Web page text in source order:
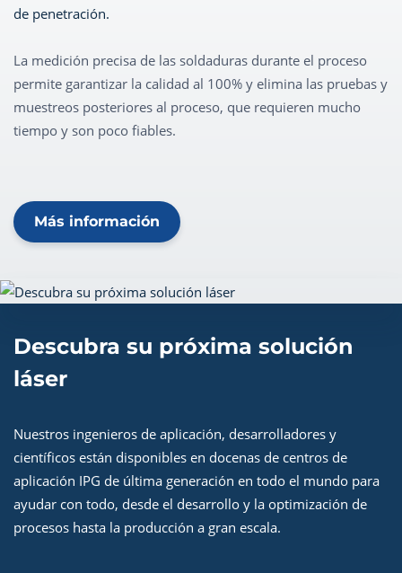
de penetración.
La medición precisa de las soldaduras durante el proceso
permite garantizar la calidad al 100% y elimina las pruebas y
muestreos posteriores al proceso, que requieren mucho
tiempo y son poco fiables.
Más información
Descubra su próxima solución
láser
Nuestros ingenieros de aplicación, desarrolladores y
científicos están disponibles en docenas de centros de
aplicación IPG de última generación en todo el mundo para
ayudar con todo, desde el desarrollo y la optimización de
procesos hasta la producción a gran escala.